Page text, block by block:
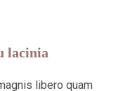
lacinia
libero quam